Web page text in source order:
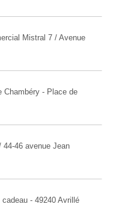
Mistral 7 / Avenue
Chambéry - Place de
46 avenue Jean
- 49240 Avrillé